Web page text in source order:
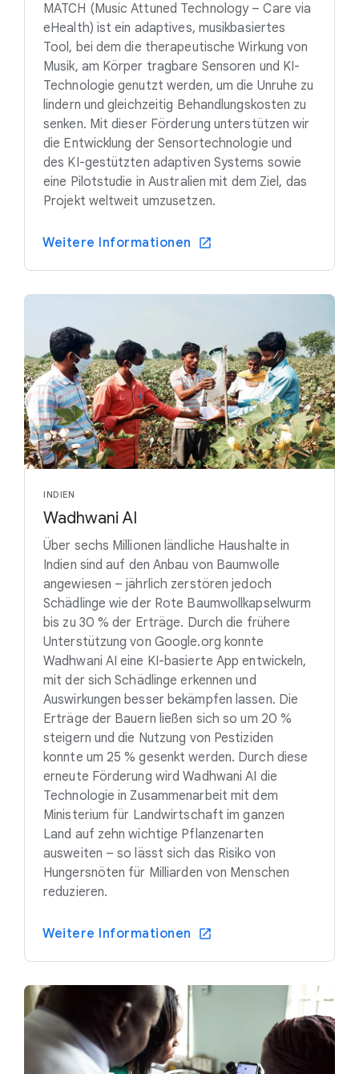
MATCH (Music Attuned Technology – Care via
eHealth) ist ein adaptives, musikbasiertes
Tool, bei dem die therapeutische Wirkung von
Musik, am Körper tragbare Sensoren und KI-
Technologie genutzt werden, um die Unruhe zu
lindern und gleichzeitig Behandlungskosten zu
senken. Mit dieser Förderung unterstützen wir
die Entwicklung der Sensortechnologie und
des KI-gestützten adaptiven Systems sowie
eine Pilotstudie in Australien mit dem Ziel, das
Projekt weltweit umzusetzen.
Weitere Informationen
INDIEN
Wadhwani AI
Über sechs Millionen ländliche Haushalte in
Indien sind auf den Anbau von Baumwolle
angewiesen – jährlich zerstören jedoch
Schädlinge wie der Rote Baumwollkapselwurm
bis zu 30 % der Erträge. Durch die frühere
Unterstützung von Google.org konnte
Wadhwani AI eine KI-basierte App entwickeln,
mit der sich Schädlinge erkennen und
Auswirkungen besser bekämpfen lassen. Die
Erträge der Bauern ließen sich so um 20 %
steigern und die Nutzung von Pestiziden
konnte um 25 % gesenkt werden. Durch diese
erneute Förderung wird Wadhwani AI die
Technologie in Zusammenarbeit mit dem
Ministerium für Landwirtschaft im ganzen
Land auf zehn wichtige Pflanzenarten
ausweiten – so lässt sich das Risiko von
Hungersnöten für Milliarden von Menschen
reduzieren.
Weitere Informationen